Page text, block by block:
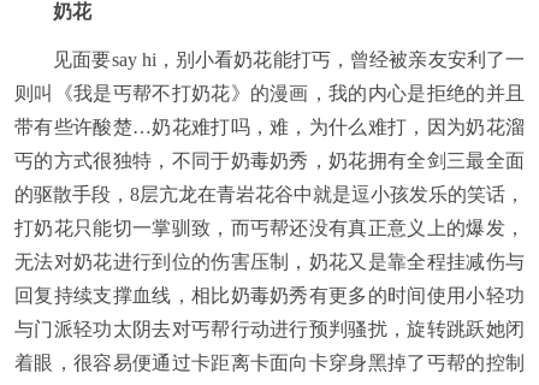
奶花
见面要say hi，别小看奶花能打丐，曾经被亲友安利了一
则叫《我是丐帮不打奶花》的漫画，我的内心是拒绝的并且
带有些许酸楚…奶花难打吗，难，为什么难打，因为奶花溜
丐的方式很独特，不同于奶毒奶秀，奶花拥有全剑三最全面
的驱散手段，8层亢龙在青岩花谷中就是逗小孩发乐的笑话，
打奶花只能切一掌驯致，而丐帮还没有真正意义上的爆发，
无法对奶花进行到位的伤害压制，奶花又是靠全程挂减伤与
回复持续支撑血线，相比奶毒奶秀有更多的时间使用小轻功
与门派轻功太阴去对丐帮行动进行预判骚扰，旋转跳跃她闭
着眼，很容易便通过卡距离卡面向卡穿身黑掉了丐帮的控制